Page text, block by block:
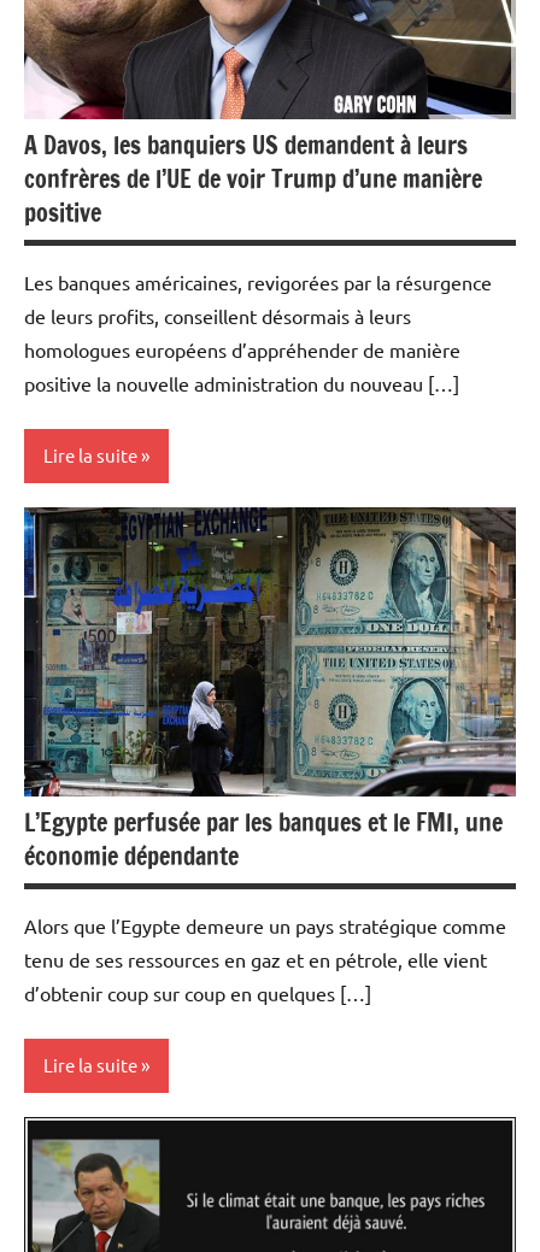
A Davos, les banquiers US demandent à leurs
confrères de l’UE de voir Trump d’une manière
positive
Les banques américaines, revigorées par la résurgence
de leurs profits, conseillent désormais à leurs
homologues européens d’appréhender de manière
positive la nouvelle administration du nouveau […]
Lire la suite
Actualités
Banques
Banques/Assurances
Economie
L’Egypte perfusée par les banques et le FMI, une
économie dépendante
Alors que l’Egypte demeure un pays stratégique comme
tenu de ses ressources en gaz et en pétrole, elle vient
d’obtenir coup sur coup en quelques […]
Lire la suite
Actualités
Economie
Energies